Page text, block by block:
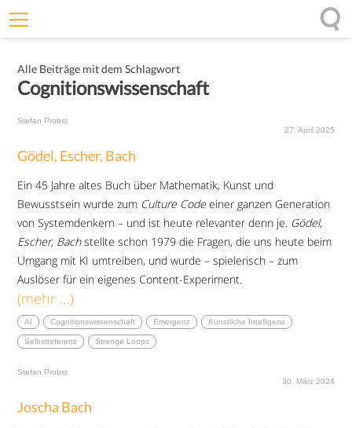
Offenheit
Ursprung
Impulse
Alle Beiträge mit dem Schlagwort
Cognitionswissenschaft
Stefan Probst
27. April 2025
Gödel, Escher, Bach
Ein 45 Jahre altes Buch über Mathematik, Kunst und
Bewusstsein wurde zum Culture Code einer ganzen Generation
von Systemdenkern – und ist heute relevanter denn je. Gödel,
Escher, Bachstellte schon 1979 die Fragen, die uns heute beim
Umgang mit KI umtreiben, und wurde – spielerisch – zum
Auslöser für ein eigenes Content-Experiment.
(mehr …)
AI Cognitionswissenschaft Emergenz Künstliche Intelligenz
Selbstreferenz Strange Loops
Stefan Probst
30. März 2024
Joscha Bach